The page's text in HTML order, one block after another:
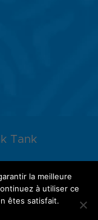
Tank
la meilleure
à utiliser ce
êtes satisfait.